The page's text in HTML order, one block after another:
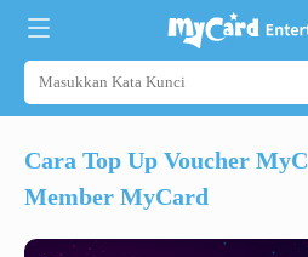
Cara Top Up Voucher
Member MyCard